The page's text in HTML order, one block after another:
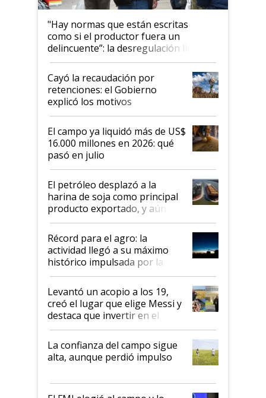
"Hay normas que están escritas
como si el productor fuera un
delincuente”: la desregulación llegó
al Congreso Aapresid y hasta se
habló del financiamiento al IPCVA
Cayó la recaudación por
retenciones: el Gobierno
explicó los motivos
El campo ya liquidó más de US$
16.000 millones en 2026: qué
pasó en julio
El petróleo desplazó a la
harina de soja como principal
producto exportado, y aún así
el agro aportó casi seis de cada
diez dólares y sostuvo el
liderazgo en un semestre
récord
Récord para el agro: la
actividad llegó a su máximo
histórico impulsada por la
cosecha y las exportaciones
Levantó un acopio a los 19,
creó el lugar que elige Messi y
destaca que invertir en el
kirchnerismo era como "darle
plata a un hijo para droga":
Juan Félix Rossetti, el libertario
que de una dura crisis salió
de Milei
La confianza del campo sigue
alta, aunque perdió impulso